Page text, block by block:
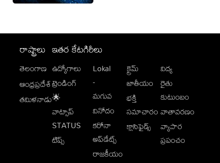
రాష్ట్రాలు
తెలంగాణ
ఆంధ్రప్రదేశ్
తమిళనాడు
ఇతర కేటగిరీలు
ఉద్యోగాలు
ట్రెండింగ్
🌟
వాట్సాప్
STATUS
టిప్స్
Lokal
-
మగువ
వినోదం
కరోనా
అప్‌డేట్స్
రాజకీయం
క్రైమ్
జాతీయం
భక్తి
సమాచారం
క్లాసిఫైడ్స్
విద్య
రైతు
కుటుంబం
వాతావరణం
వ్యాపార
ప్రపంచం